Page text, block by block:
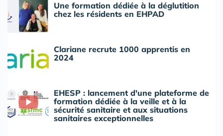
Une formation dédiée à la déglutition
chez les résidents en EHPAD
Clariane recrute 1000 apprentis en
2024
EHESP : lancement d'une plateforme de
formation dédiée à la veille et à la
sécurité sanitaire et aux situations
sanitaires exceptionnelles